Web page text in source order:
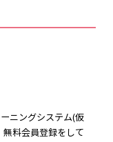
ニングシステム(仮
無料会員登録をして